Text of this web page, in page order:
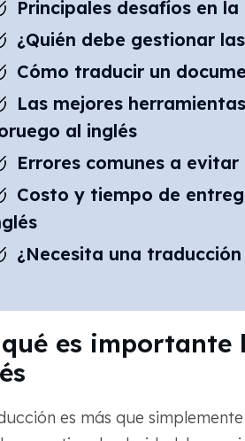
Principales desafíos en
¿Quién debe gestionar
Cómo traducir un
Las mejores
al inglés
Errores comunes a evitar
Costo y tiempo de
¿Necesita una
es
es más que